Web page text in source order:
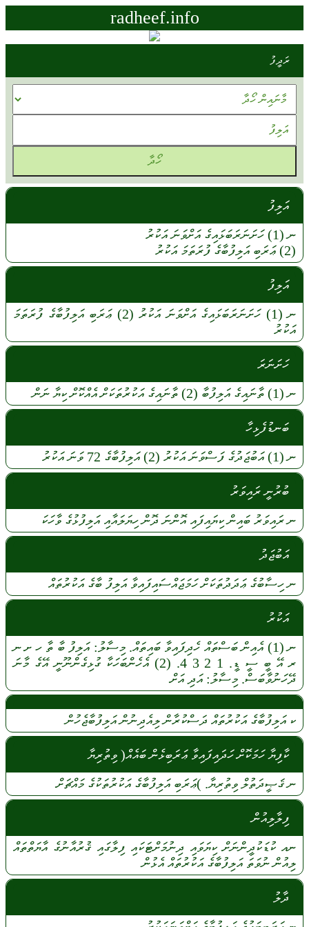
radheef.info
ރަދީފު
އަލިފު
ނ (1)
ހަށަނަރަބަޅައިގެއަށްވަނައަކުރު
(2)
ޢަރަބިއަލިފުބާގެ ފުރަތަމައަކުރު
އަލިފު
ނ (1) ހަށަނަރަބަޅައިގެއަށްވަނައަކުރު (2) ޢަރަބިއަލިފުބާގެ ފުރަތަމަ
އަކުރު
ހަށަނަރަ
ނ(1) ތާނައިގެއަލިފުބާ (2) ތާނައިގެއަކުރުތަކަށްއެއްކޮށްކިޔާނަން
ބަނޑުފެޅިހާ
ނ(1) އަބުޖަދުގެފަސްވަނައަކުރު (2) އަލިފުބާގެ 72 ވަނައަކުރު
ބުރުނީ ރައިވަރު
ނރައިވަރު ބައިންކިޔައިފައިއޮންނަދޮންހިޔަލައާއިއަލިފުޅުގެވާހަކަ
އަބުޖަދު
ނހިސާބުގެޢަދަދުތަކަށްހަމަޖައްސައިފައިވާއަލިފު ބާގެއަކުރުތައް
އަކުރު
ނ(1) އެއިންބަސްތައްހެދިފައިވާބައިތައް.މިސާލު:އަލިފުބާ ތާހ ށނ
ރއޭބީސީ ޑީ. 1 2 3
4.
(2) އެހެންބަހަކާގުޅިގެންނޫނީއޭގެމާނަ
ދޭހަނުވާބަސް. މިސާލު:އަދިއަށް
ކއަލިފުބާގެއަކުރުތައް ދަސްކުރާންލިއެދިނުންއަލިފުބާޖެހުން
ކާފިޔާ ހަމަކޮށް ހަދައިފައިވާ ޢަރަބިޅެން ބައެއް( ވިތުރިޔާ
ނޤަޞީދަތުލް ވިތުރިޔާ. )ޢަރަބިއަލިފުބާގެއަކުރުތަކުގެމައްޗަށް
ފިލާލިއުން
ނއ ކުޑަކުދީންނަށް ކިޔަވައި ދިނުމަށްޓަކައި ފިލާގައި ޤުރުއާނުގެއާޔަތްތައް
ލިއުންނުވަތައަލިފުބާގެއަކުރުތައްއެޅުން
ދާލު